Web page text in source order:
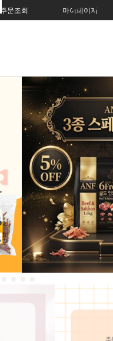
주문조회 마이페이지